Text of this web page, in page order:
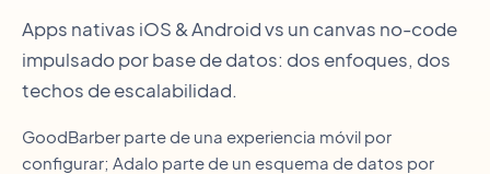
Apps nativas iOS & Android vs un canvas no-code
impulsado por base de datos: dos enfoques, dos
techos de escalabilidad.
GoodBarber parte de una experiencia móvil por
configurar; Adalo parte de un esquema de datos por